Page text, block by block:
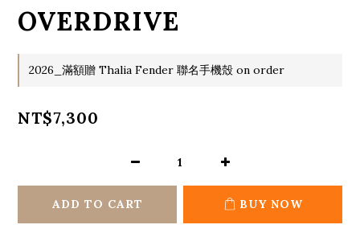
OVERDRIVE
2026_滿額贈 Thalia Fender 聯名手機殼 on order
NT$7,300
ADD TO CART BUY NOW